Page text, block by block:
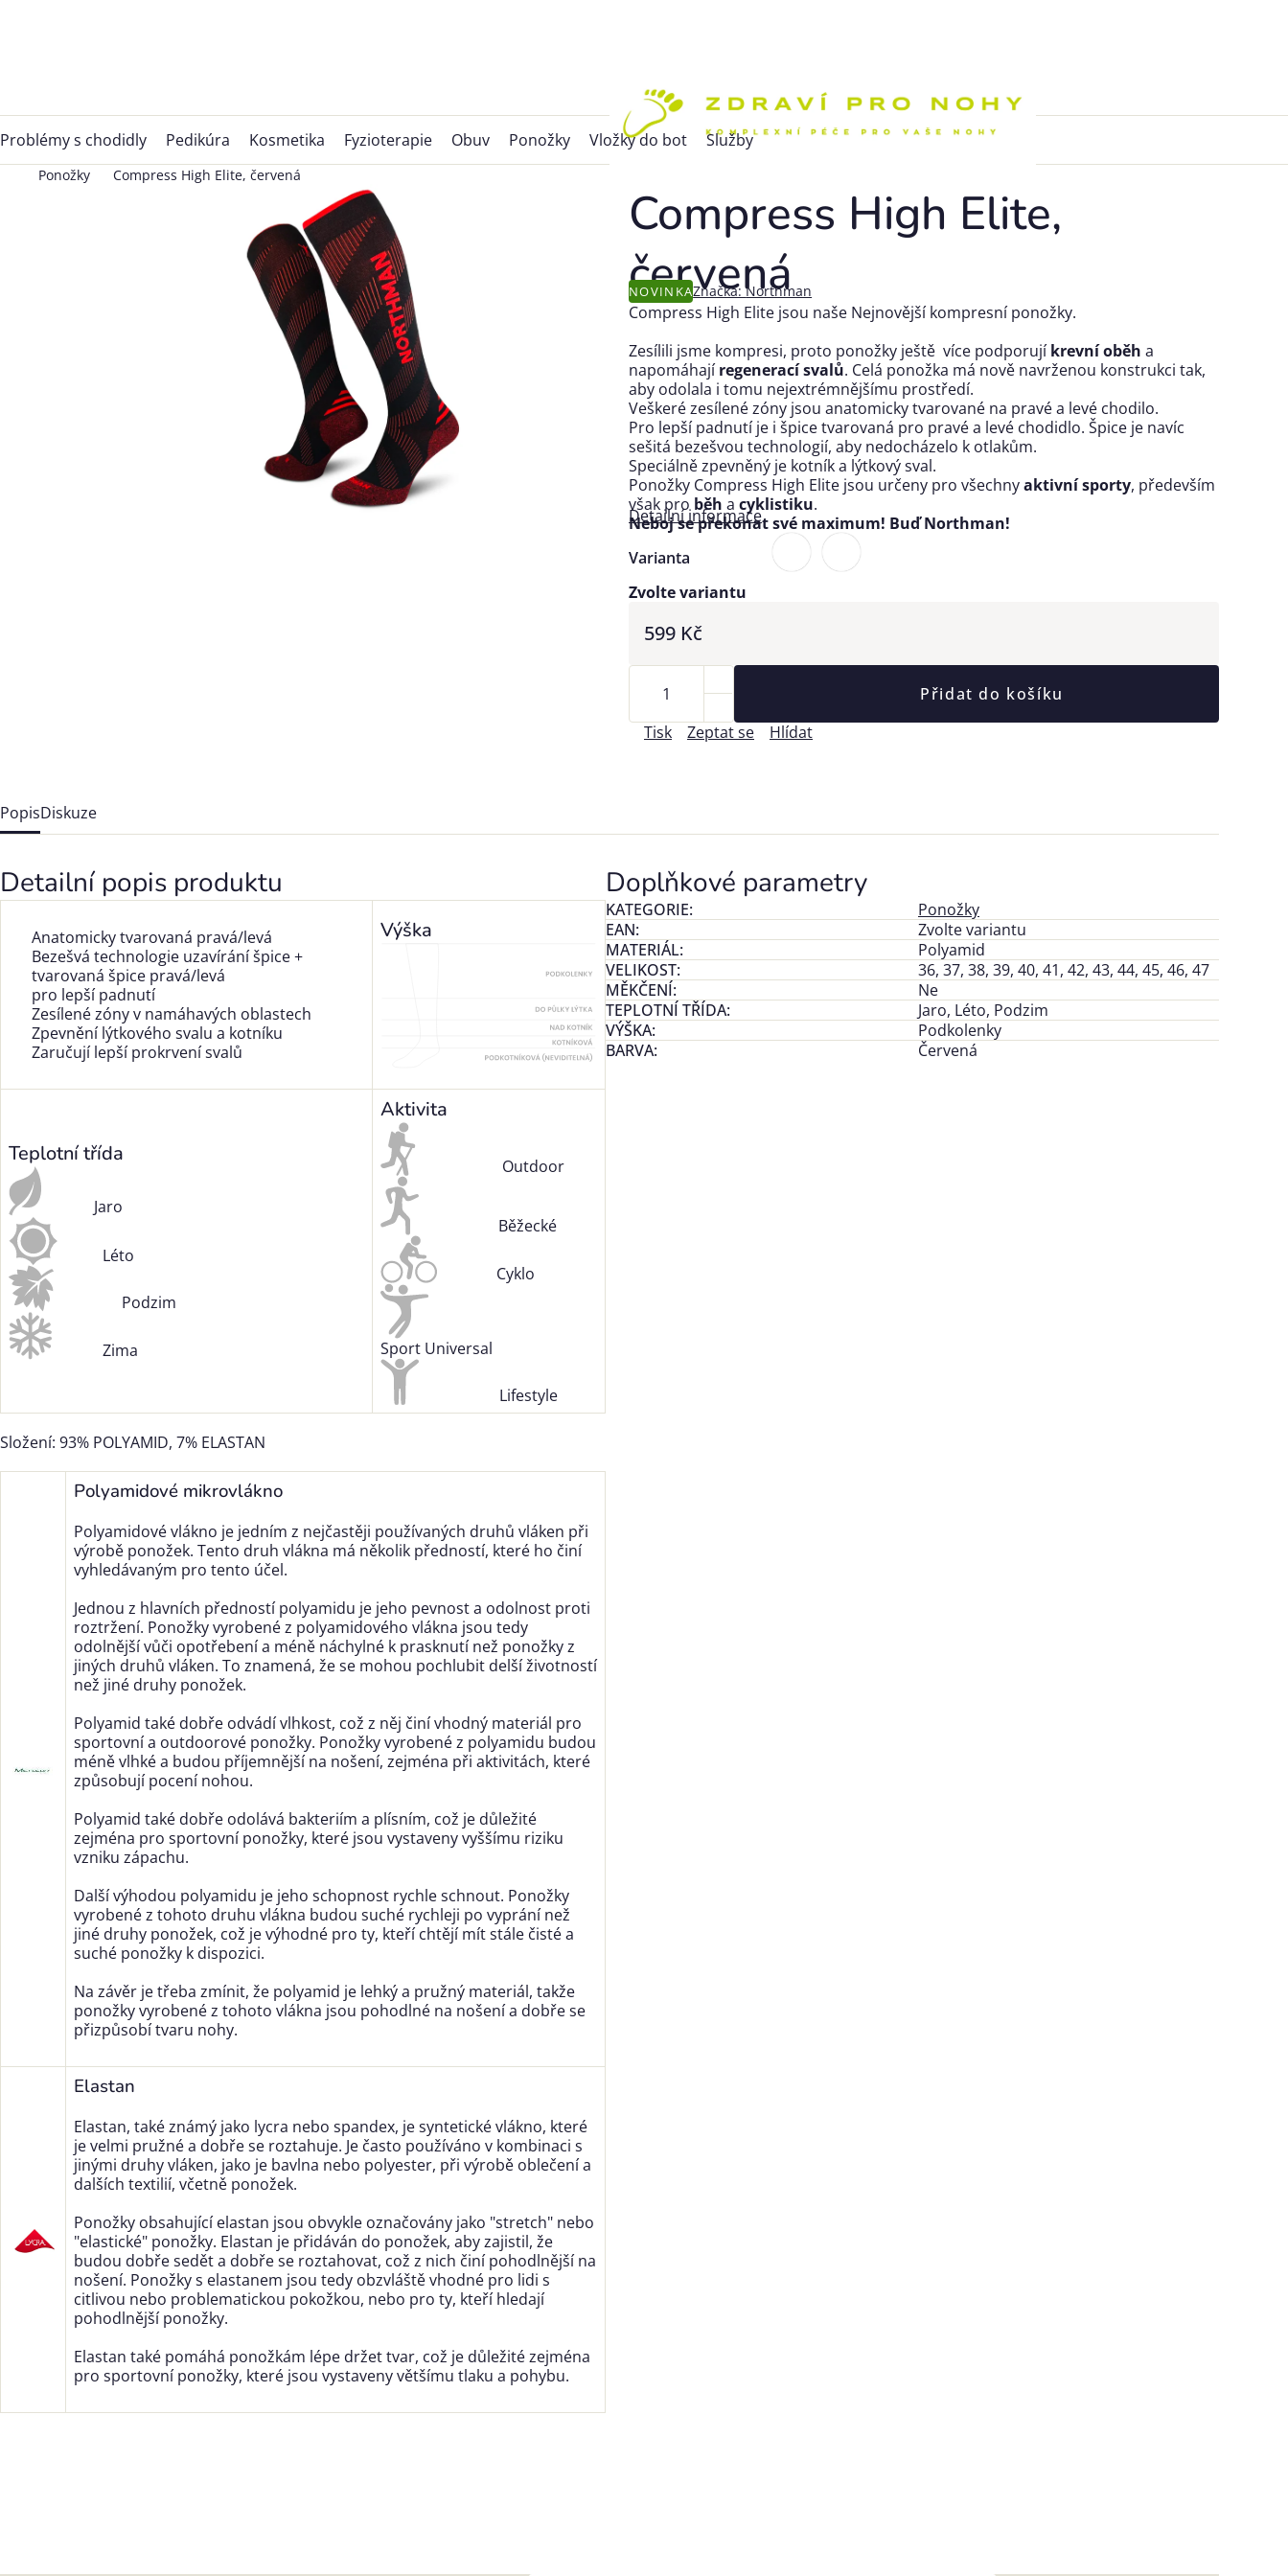
Problémy s chodidly Pedikúra Kosmetika Fyzioterapie Obuv Ponožky Vložky do bot Služby
Ponožky Compress High Elite, červená
Compress High Elite,
červená
NOVINKAZnačka:Northman
599 Kč
Zvolte variantu
Varianta
Přidat do košíku
Compress High Elite jsou naše Nejnovější kompresní ponožky.
Zesílili jsme kompresi, proto ponožky ještě více podporujíkrevní oběh a
napomáhajíregenerací svalů. Celá ponožka má nově navrženou konstrukci tak,
aby odolala i tomu nejextrémnějšímu prostředí.
Veškeré zesílené zóny jsou anatomicky tvarované na pravé a levé chodilo.
Pro lepší padnutí je i špice tvarovaná pro pravé a levé chodidlo. Špice je navíc
sešitá bezešvou technologií, aby nedocházelo k otlakům.
Speciálně zpevněný je kotník a lýtkový sval.
Ponožky Compress High Elite jsou určeny pro všechnyaktivní sporty, především
však proběh a cyklistiku.
Neboj se překonat své maximum! Buď Northman!
Detailní informace
Tisk Zeptat se Hlídat
PopisDiskuze
Detailní popis produktu
Anatomicky tvarovaná pravá/levá
Bezešvá technologie uzavírání špice +
tvarovaná špice pravá/levá
pro lepší padnutí
Zesílené zóny v namáhavých oblastech
Zpevnění lýtkového svalu a kotníku
Zaručují lepší prokrvení svalů
Výška
Teplotní třída
Jaro
Léto
Podzim
Zima
Aktivita
Outdoor
Běžecké
Cyklo
Sport Universal
Lifestyle
Složení: 93% POLYAMID, 7% ELASTAN
Polyamidové mikrovlákno
Polyamidové vlákno je jedním z nejčastěji používaných druhů vláken při
výrobě ponožek. Tento druh vlákna má několik předností, které ho činí
vyhledávaným pro tento účel.
Jednou z hlavních předností polyamidu je jeho pevnost a odolnost proti
roztržení. Ponožky vyrobené z polyamidového vlákna jsou tedy
odolnější vůči opotřebení a méně náchylné k prasknutí než ponožky z
jiných druhů vláken. To znamená, že se mohou pochlubit delší životností
než jiné druhy ponožek.
Polyamid také dobře odvádí vlhkost, což z něj činí vhodný materiál pro
sportovní a outdoorové ponožky. Ponožky vyrobené z polyamidu budou
méně vlhké a budou příjemnější na nošení, zejména při aktivitách, které
způsobují pocení nohou.
Polyamid také dobře odolává bakteriím a plísním, což je důležité
zejména pro sportovní ponožky, které jsou vystaveny vyššímu riziku
vzniku zápachu.
Další výhodou polyamidu je jeho schopnost rychle schnout. Ponožky
vyrobené z tohoto druhu vlákna budou suché rychleji po vyprání než
jiné druhy ponožek, což je výhodné pro ty, kteří chtějí mít stále čisté a
suché ponožky k dispozici.
Na závěr je třeba zmínit, že polyamid je lehký a pružný materiál, takže
ponožky vyrobené z tohoto vlákna jsou pohodlné na nošení a dobře se
přizpůsobí tvaru nohy.
Elastan
Elastan, také známý jako lycra nebo spandex, je syntetické vlákno, které
je velmi pružné a dobře se roztahuje. Je často používáno v kombinaci s
jinými druhy vláken, jako je bavlna nebo polyester, při výrobě oblečení a
dalších textilií, včetně ponožek.
Ponožky obsahující elastan jsou obvykle označovány jako "stretch" nebo
"elastické" ponožky. Elastan je přidáván do ponožek, aby zajistil, že
budou dobře sedět a dobře se roztahovat, což z nich činí pohodlnější na
nošení. Ponožky s elastanem jsou tedy obzvláště vhodné pro lidi s
citlivou nebo problematickou pokožkou, nebo pro ty, kteří hledají
pohodlnější ponožky.
Elastan také pomáhá ponožkám lépe držet tvar, což je důležité zejména
pro sportovní ponožky, které jsou vystaveny většímu tlaku a pohybu.
Doplňkové parametry
KATEGORIE:
Ponožky
EAN:
Zvolte variantu
MATERIÁL:
Polyamid
VELIKOST:
36, 37, 38, 39, 40, 41, 42, 43, 44, 45, 46, 47
MĚKČENÍ:
Ne
TEPLOTNÍ TŘÍDA:
Jaro, Léto, Podzim
VÝŠKA:
Podkolenky
BARVA: Červená